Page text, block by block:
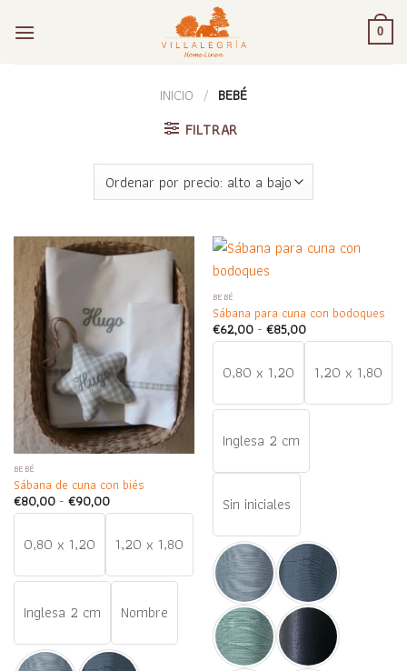
0
INICIO / BEBÉ
FILTRAR
BEBÉ
Sábana de cuna con biés
€80,00 - €90,00Rango
de
desde
€80,00
€90,00
0,80 x 1,20 1,20 x 1,80
Inglesa 2 cm Nombre
BEBÉ
Sábana para cuna con bodoques
€62,00 - €85,00Rango
de
desde
€62,00
€85,00
0,80 x 1,20 1,20 x 1,80
Inglesa 2 cm
Sin iniciales